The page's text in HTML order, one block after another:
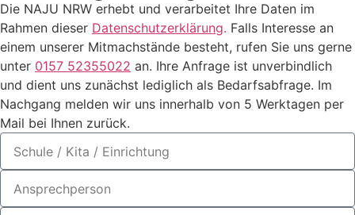
Die NAJU NRW erhebt und verarbeitet Ihre Daten im
Rahmen dieser Datenschutzerklärung. Falls Interesse an
einem unserer Mitmachstände besteht, rufen Sie uns gerne
unter 0157 52355022 an. Ihre Anfrage ist unverbindlich
und dient uns zunächst lediglich als Bedarfsabfrage. Im
Nachgang melden wir uns innerhalb von 5 Werktagen per
Mail bei Ihnen zurück.